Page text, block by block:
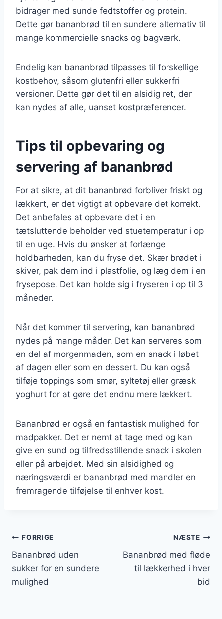
bidrager med sunde fedtstoffer og protein.
Dette gør bananbrød til en sundere alternativ til
mange kommercielle snacks og bagværk.
Endelig kan bananbrød tilpasses til forskellige
kostbehov, såsom glutenfri eller sukkerfri
versioner. Dette gør det til en alsidig ret, der
kan nydes af alle, uanset kostpræferencer.
Tips til opbevaring og
servering af bananbrød
For at sikre, at dit bananbrød forbliver friskt og
lækkert, er det vigtigt at opbevare det korrekt.
Det anbefales at opbevare det i en
tætsluttende beholder ved stuetemperatur i op
til en uge. Hvis du ønsker at forlænge
holdbarheden, kan du fryse det. Skær brødet i
skiver, pak dem ind i plastfolie, og læg dem i en
frysepose. Det kan holde sig i fryseren i op til 3
måneder.
Når det kommer til servering, kan bananbrød
nydes på mange måder. Det kan serveres som
en del af morgenmaden, som en snack i løbet
af dagen eller som en dessert. Du kan også
tilføje toppings som smør, syltetøj eller græsk
yoghurt for at gøre det endnu mere lækkert.
Bananbrød er også en fantastisk mulighed for
madpakker. Det er nemt at tage med og kan
give en sund og tilfredsstillende snack i skolen
eller på arbejdet. Med sin alsidighed og
næringsværdi er bananbrød med mandler en
fremragende tilføjelse til enhver kost.
Indlægsnavigation
FORRIGE
Bananbrød uden
sukker for en sundere
mulighed
NÆSTE
Bananbrød med fløde
til lækkerhed i hver
bid